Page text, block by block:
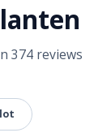
374 reviews